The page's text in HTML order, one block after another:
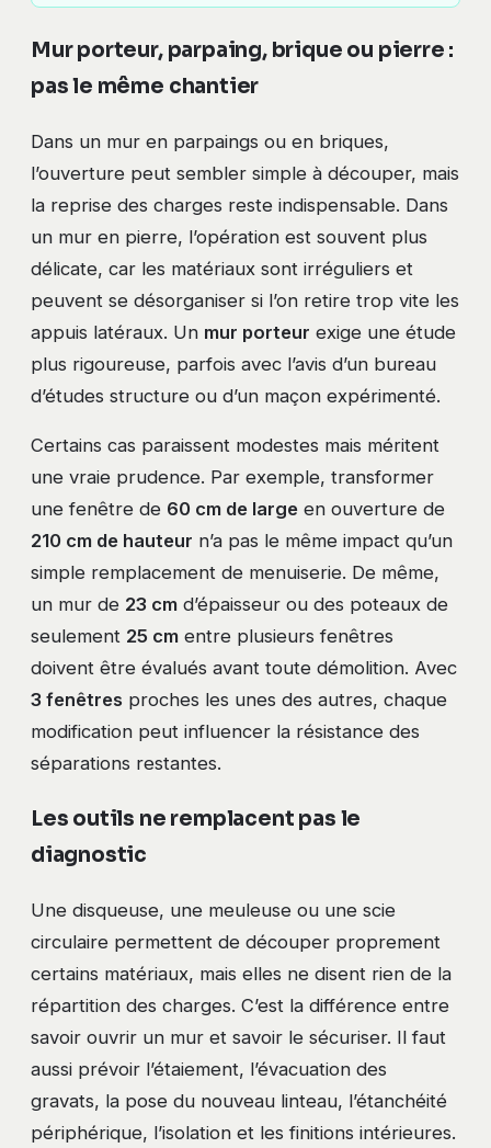
Mur porteur, parpaing, brique ou pierre :
pas le même chantier
Dans un mur en parpaings ou en briques,
l’ouverture peut sembler simple à découper, mais
la reprise des charges reste indispensable. Dans
un mur en pierre, l’opération est souvent plus
délicate, car les matériaux sont irréguliers et
peuvent se désorganiser si l’on retire trop vite les
appuis latéraux. Un mur porteur exige une étude
plus rigoureuse, parfois avec l’avis d’un bureau
d’études structure ou d’un maçon expérimenté.
Certains cas paraissent modestes mais méritent
une vraie prudence. Par exemple, transformer
une fenêtre de 60 cm de large en ouverture de
210 cm de hauteur n’a pas le même impact qu’un
simple remplacement de menuiserie. De même,
un mur de 23 cm d’épaisseur ou des poteaux de
seulement 25 cm entre plusieurs fenêtres
doivent être évalués avant toute démolition. Avec
3 fenêtres proches les unes des autres, chaque
modification peut influencer la résistance des
séparations restantes.
Les outils ne remplacent pas le
diagnostic
Une disqueuse, une meuleuse ou une scie
circulaire permettent de découper proprement
certains matériaux, mais elles ne disent rien de la
répartition des charges. C’est la différence entre
savoir ouvrir un mur et savoir le sécuriser. Il faut
aussi prévoir l’étaiement, l’évacuation des
gravats, la pose du nouveau linteau, l’étanchéité
périphérique, l’isolation et les finitions intérieures.